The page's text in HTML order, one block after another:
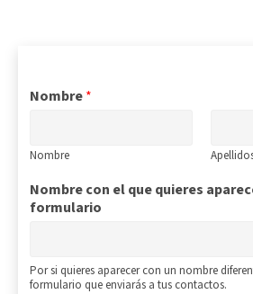
Nombre*
Nombre
Nombre con el que quieres
formulario
Por si quieres aparecer con un nombre
formulario que enviarás a tus contactos.